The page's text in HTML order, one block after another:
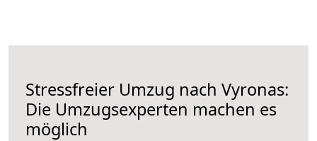
Stressfreier Umzug nach Vyronas:
Die Umzugsexperten machen es
möglich